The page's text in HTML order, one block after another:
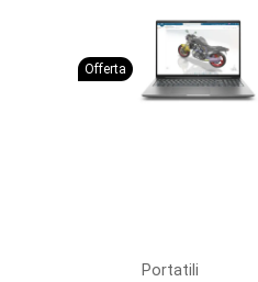
Offerta
Portatili